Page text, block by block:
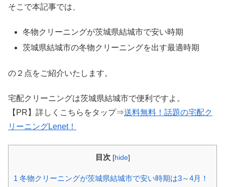
そこで本記事では、
冬物クリーニングが茨城県結城市で安い時期
茨城県結城市の冬物クリーニングを出す最適時期
の２点をご紹介いたします。
宅配クリーニングは茨城県結城市で便利ですよ。
【PR】詳しくこちらをタップ⇒送料無料！話題の宅配ク
リーニングLenet！
目次 [hide]
1 冬物クリーニングが茨城県結城市で安い時期は3～4月！